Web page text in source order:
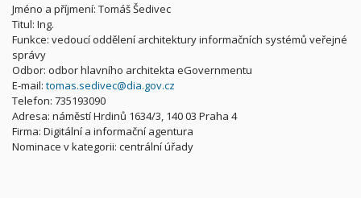
Jméno a příjmení: Tomáš Šedivec
Titul: Ing.
Funkce: vedoucí oddělení architektury informačních systémů veřejné
správy
Odbor: odbor hlavního architekta eGovernmentu
E-mail: tomas.sedivec@dia.gov.cz
Telefon: 735193090
Adresa: náměstí Hrdinů 1634/3, 140 03 Praha 4
Firma: Digitální a informační agentura
Nominace v kategorii: centrální úřady